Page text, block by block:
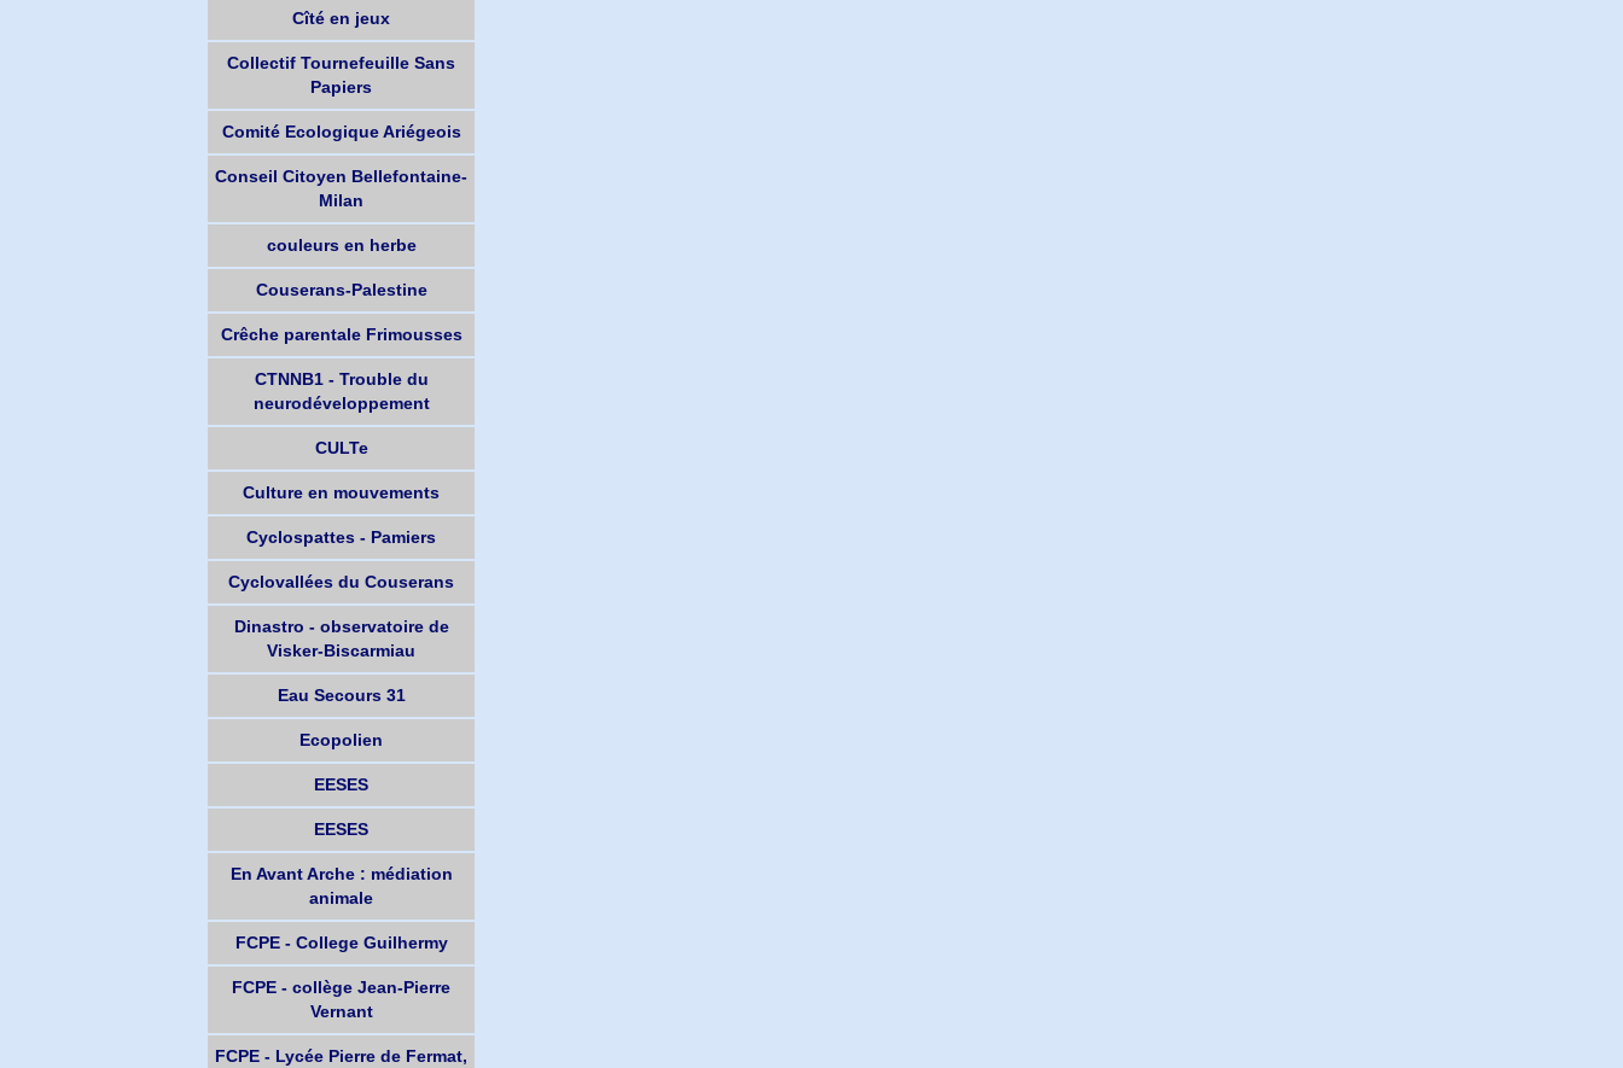
Cîté en jeux
Collectif Tournefeuille Sans
Papiers
Comité Ecologique Ariégeois
Conseil Citoyen Bellefontaine-
Milan
couleurs en herbe
Couserans-Palestine
Crêche parentale Frimousses
CTNNB1 - Trouble du
neurodéveloppement
CULTe
Culture en mouvements
Cyclospattes - Pamiers
Cyclovallées du Couserans
Dinastro - observatoire de
Visker-Biscarmiau
Eau Secours 31
Ecopolien
EESES
EESES
En Avant Arche : médiation
animale
FCPE - College Guilhermy
FCPE - collège Jean-Pierre
Vernant
FCPE - Lycée Pierre de Fermat,